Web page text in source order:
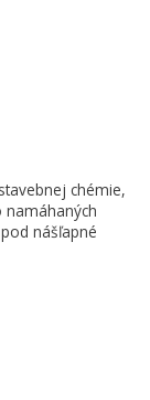
chémie,
nášľapné